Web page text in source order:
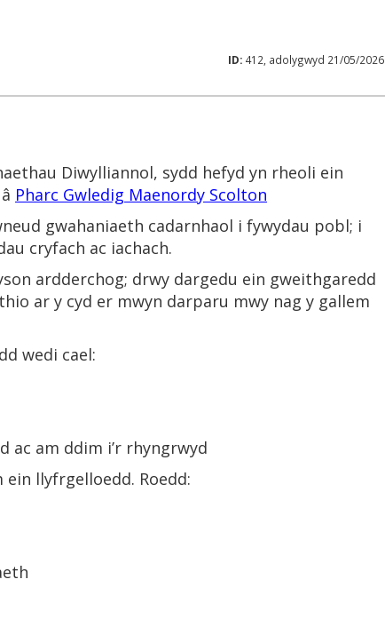
ID: 412, adolygwyd 21/05/2026
Diwylliannol, sydd hefyd yn rheoli ein
Pharc Gwledig Maenordy Scolton
gwahaniaeth cadarnhaol i fywydau pobl; i
cryfach ac iachach.
ardderchog; drwy dargedu ein gweithgaredd
ar y cyd er mwyn darparu mwy nag y gallem
wedi cael:
ac am ddim i’r rhyngrwyd
llyfrgelloedd. Roedd: